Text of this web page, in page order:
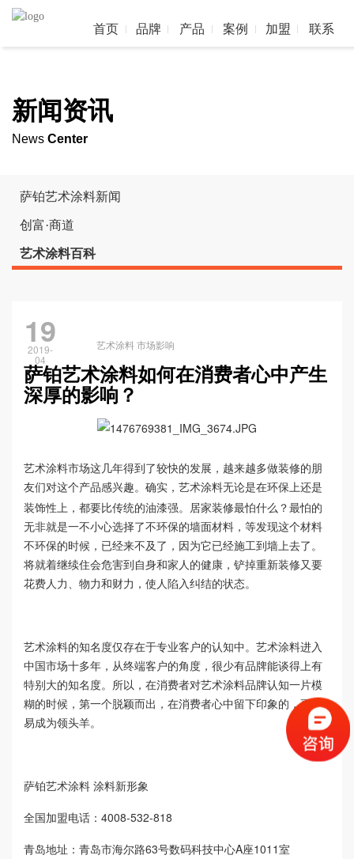
首页 品牌 产品 案例 加盟 联系
新闻资讯
News Center
萨铂艺术涂料新闻
创富·商道
艺术涂料百科
19
2019-
04
艺术涂料 市场影响
萨铂艺术涂料如何在消费者心中产生
深厚的影响？
艺术涂料市场这几年得到了较快的发展，越来越多做装修的朋
友们对这个产品感兴趣。确实， 艺术涂料无论是在环保上还是
装饰性上，都要比传统的油漆强。居家装修最怕什么？最怕的
无非就是一不小心选择了不环保的墙面材料，等发现这个材料
不环保的时候，已经来不及了，因为它已经施工到墙上去了。
将就着继续住会危害到自身和家人的健康，铲掉重新装修又要
花费人力、物力和财力，使人陷入纠结的状态。
艺术涂料的知名度仅存在于专业客户的认知中。艺术涂料进入
中国市场十多年，从终端客户的角度，很少有品牌能谈得上有
特别大的知名度。所以，在消费者对艺术涂料品牌认知一片模
糊的时候，第一个脱颖而出，在消费者心中留下印象的，更容
易成为领头羊。
萨铂艺术涂料 涂料新形象
全国加盟电话：4008-532-818
青岛地址：青岛市海尔路63号数码科技中心A座1011室